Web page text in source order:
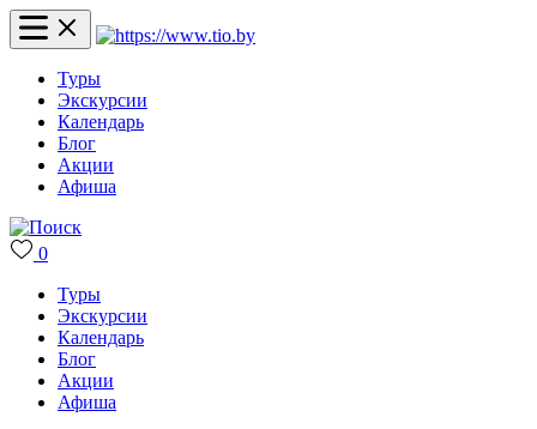
Туры
Экскурсии
Календарь
Блог
Акции
Афиша
0
Туры
Экскурсии
Календарь
Блог
Акции
Афиша